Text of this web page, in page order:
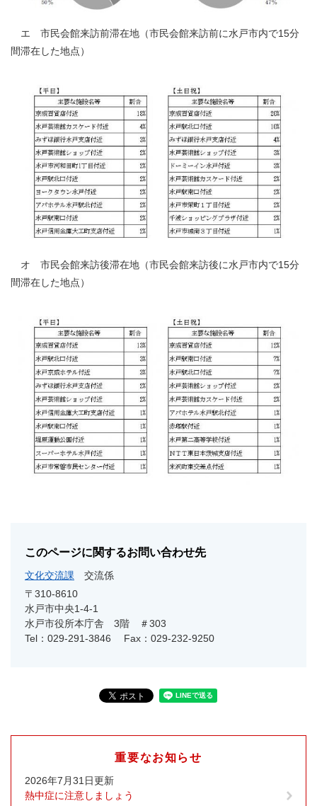
エ 市民会館来訪前滞在地（市民会館来訪前に水戸市内で15分
間滞在した地点）
オ 市民会館来訪後滞在地（市民会館来訪後に水戸市内で15分
間滞在した地点）
このページに関するお問い合わせ先
文化交流課
交流係
〒310-8610
水戸市中央1-4-1
水戸市役所本庁舎 3階 ＃303
Tel：029-291-3846
Fax：029-232-9250
重要なお知らせ
2026年7月31日更新
熱中症に注意しましょう